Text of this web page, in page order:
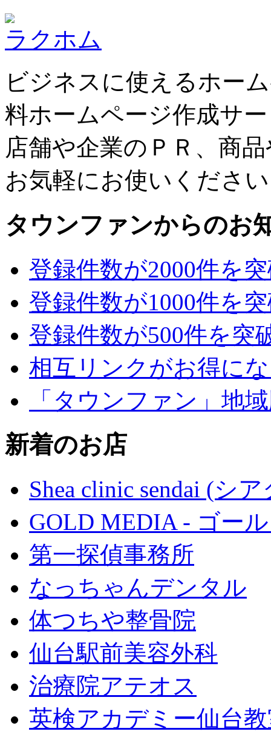
ラクホム
ビジネスに使えるホー
料ホームページ作成サ
店舗や企業のＰＲ、商
お気軽にお使いくださ
タウンファンからのお
登録件数が2000件を
登録件数が1000件を
登録件数が500件を突
相互リンクがお得に
「タウンファン」地
新着のお店
Shea clinic sendai (シ
GOLD MEDIA - ゴー
第一探偵事務所
なっちゃんデンタル
体つちや整骨院
仙台駅前美容外科
治療院アテオス
英検アカデミー仙台